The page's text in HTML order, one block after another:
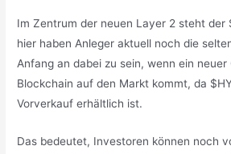
Im Zentrum der neuen Layer 2 steht der
hier haben Anleger aktuell noch die
Anfang an dabei zu sein, wenn ein neuer
Blockchain auf den Markt kommt, da
Vorverkauf erhältlich ist.
Das bedeutet, Investoren können noch